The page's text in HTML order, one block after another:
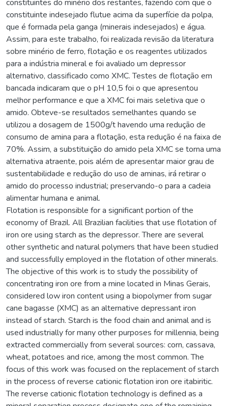
constituintes do minério dos restantes, fazendo com que o
constituinte indesejado flutue acima da superfície da polpa,
que é formada pela ganga (minerais indesejados) e água.
Assim, para este trabalho, foi realizada revisão da literatura
sobre minério de ferro, flotação e os reagentes utilizados
para a indústria mineral e foi avaliado um depressor
alternativo, classificado como XMC. Testes de flotação em
bancada indicaram que o pH 10,5 foi o que apresentou
melhor performance e que a XMC foi mais seletiva que o
amido. Obteve-se resultados semelhantes quando se
utilizou a dosagem de 1500g/t havendo uma redução de
consumo de amina para a flotação, esta redução é na faixa de
70%. Assim, a substituição do amido pela XMC se torna uma
alternativa atraente, pois além de apresentar maior grau de
sustentabilidade e redução do uso de aminas, irá retirar o
amido do processo industrial; preservando-o para a cadeia
alimentar humana e animal.
Flotation is responsible for a significant portion of the
economy of Brazil. All Brazilian facilities that use flotation of
iron ore using starch as the depressor. There are several
other synthetic and natural polymers that have been studied
and successfully employed in the flotation of other minerals.
The objective of this work is to study the possibility of
concentrating iron ore from a mine located in Minas Gerais,
considered low iron content using a biopolymer from sugar
cane bagasse (XMC) as an alternative depressant iron
instead of starch. Starch is the food chain and animal and is
used industrially for many other purposes for millennia, being
extracted commercially from several sources: corn, cassava,
wheat, potatoes and rice, among the most common. The
focus of this work was focused on the replacement of starch
in the process of reverse cationic flotation iron ore itabiritic.
The reverse cationic flotation technology is defined as a